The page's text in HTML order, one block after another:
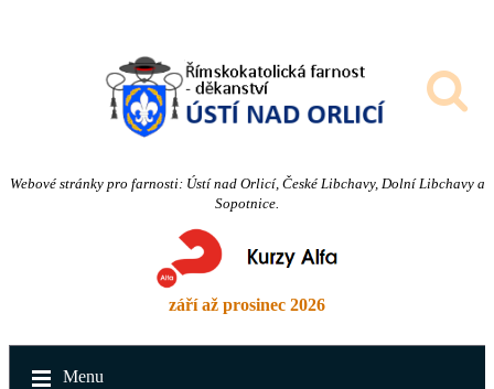
Webové stránky pro farnosti: Ústí nad Orlicí, České Libchavy, Dolní Libchavy a
Sopotnice.
září až prosinec 2026
Menu